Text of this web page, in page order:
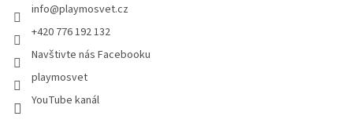
info@playmosvet.cz
+420 776 192 132
Navštivte nás Facebooku
playmosvet
YouTube kanál